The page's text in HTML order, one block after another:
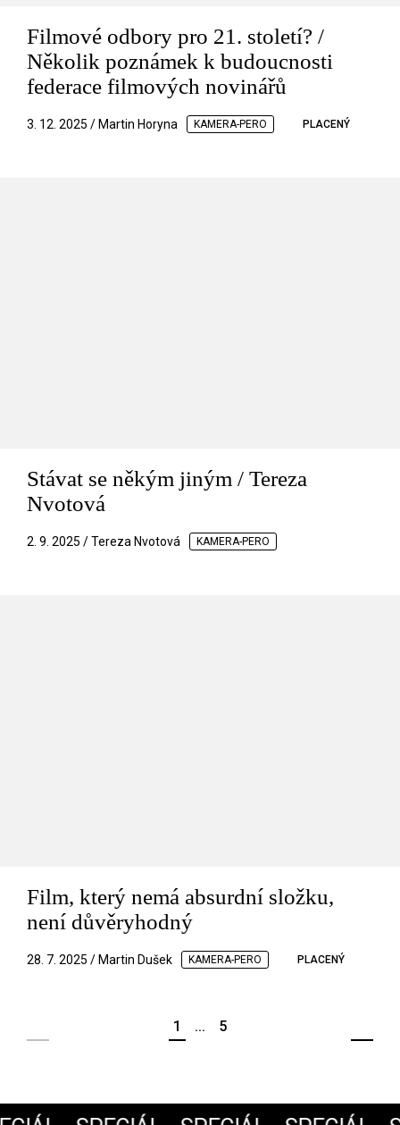
Filmové odbory pro 21. století? /
Několik poznámek k budoucnosti
federace filmových novinářů
3. 12. 2025 / Martin Horyna KAMERA-PERO PLACENÝ
Stávat se někým jiným / Tereza
Nvotová
2. 9. 2025 / Tereza Nvotová KAMERA-PERO
Film, který nemá absurdní složku,
není důvěryhodný
28. 7. 2025 / Martin Dušek KAMERA-PERO PLACENÝ
1 ... 5